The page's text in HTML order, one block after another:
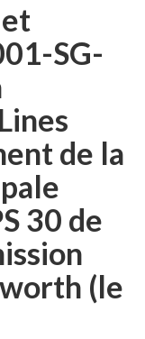
SG-
de la
30 de
(le